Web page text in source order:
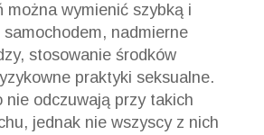
można wymienić szybką i
samochodem, nadmierne
stosowanie środków
praktyki seksualne.
nie odczuwają przy takich
jednak nie wszyscy z nich